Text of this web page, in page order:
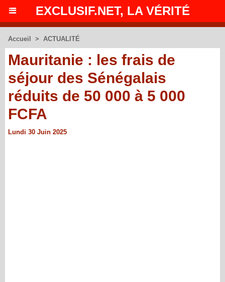
EXCLUSIF.NET, LA VÉRITÉ
Accueil > ACTUALITÉ
Mauritanie : les frais de
séjour des Sénégalais
réduits de 50 000 à 5 000
FCFA
Lundi 30 Juin 2025